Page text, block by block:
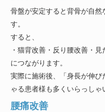
骨盤が安定すると背骨が自然
す。
すると、
・猫背改善・反り腰改善・
につながります。
実際に施術後、「身長が伸び
ゃる患者様も多くいらっしゃ
腰痛改善